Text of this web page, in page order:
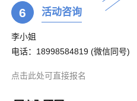
6 活动咨询
李小姐
电话：18998584819 (微信同号)
点击此处可直接报名